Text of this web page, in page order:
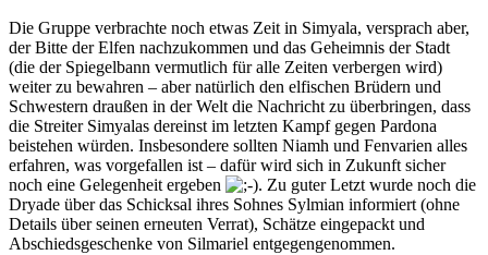
Die Gruppe verbrachte noch etwas Zeit in Simyala, versprach aber,
der Bitte der Elfen nachzukommen und das Geheimnis der Stadt
(die der Spiegelbann vermutlich für alle Zeiten verbergen wird)
weiter zu bewahren – aber natürlich den elfischen Brüdern und
Schwestern draußen in der Welt die Nachricht zu überbringen, dass
die Streiter Simyalas dereinst im letzten Kampf gegen Pardona
beistehen würden. Insbesondere sollten Niamh und Fenvarien alles
erfahren, was vorgefallen ist – dafür wird sich in Zukunft sicher
noch eine Gelegenheit ergeben
. Zu guter Letzt wurde noch die
Dryade über das Schicksal ihres Sohnes Sylmian informiert (ohne
Details über seinen erneuten Verrat), Schätze eingepackt und
Abschiedsgeschenke von Silmariel entgegengenommen.